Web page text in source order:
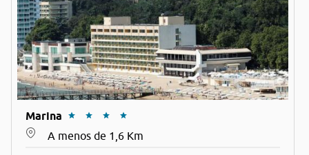
Marina
A menos de 1,6 Km